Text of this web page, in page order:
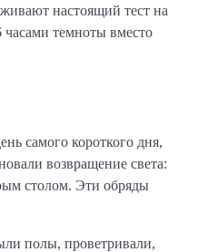
настоящий тест на
часами темноты вместо
самого короткого дня,
возвращение света:
столом. Эти обряды
полы, проветривали,